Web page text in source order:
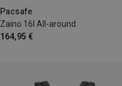
Pacsafe
Zaino 16l All-around
164,95 €